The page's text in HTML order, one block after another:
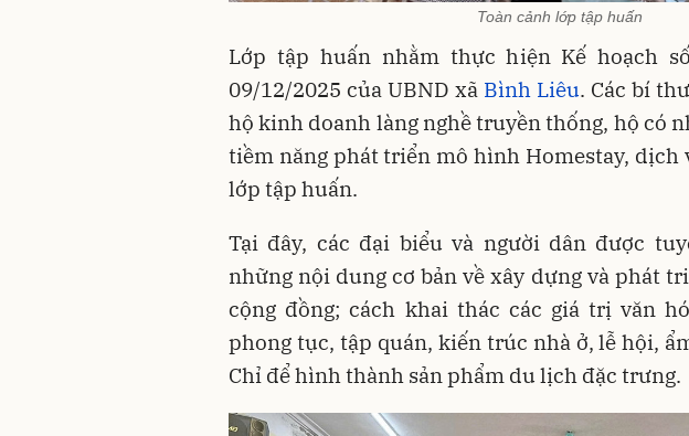
Toàn cảnh lớp tập huấn
Lớp tập huấn nhằm thực hiện Kế hoạch
09/12/2025 của UBND xã Bình Liêu. Các bí
hộ kinh doanh làng nghề truyền thống, hộ có
tiềm năng phát triển mô hình Homestay, dịch
lớp tập huấn.
Tại đây, các đại biểu và người dân được
những nội dung cơ bản về xây dựng và phát
cộng đồng; cách khai thác các giá trị văn
phong tục, tập quán, kiến trúc nhà ở, lễ hội,
Chỉ để hình thành sản phẩm du lịch đặc trưng.